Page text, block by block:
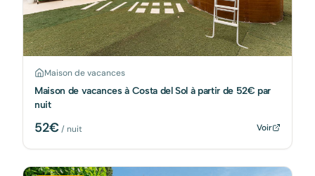
Maison de vacances
Maison de vacances à Costa del Sol à partir de 52€ par
nuit
52€/ nuit Voir